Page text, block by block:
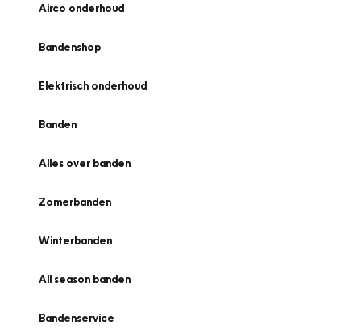
Airco onderhoud
Bandenshop
Elektrisch onderhoud
Banden
Alles over banden
Zomerbanden
Winterbanden
All season banden
Bandenservice